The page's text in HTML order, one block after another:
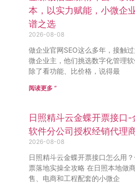
本，以实力赋能，小微企
谱之选
2026-08-08
做企业官网SEO这么多年，接触
微企业主，他们挑选数字化管理软
除了看功能、比价格，说得最
阅读更多 ”
日照精斗云金蝶开票接口-
软件分公司授权经销代理
2026-08-08
日照精斗云金蝶开票接口怎么用
票落地实操全攻略 在日照本地做
售、电商和工程配套的小微企